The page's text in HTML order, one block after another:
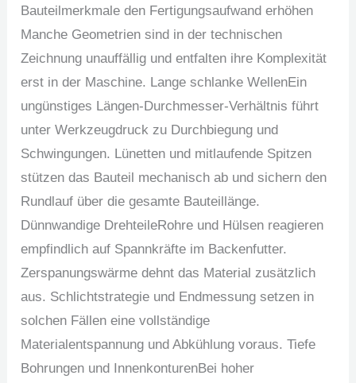
Bauteilmerkmale den Fertigungsaufwand erhöhen
Manche Geometrien sind in der technischen
Zeichnung unauffällig und entfalten ihre Komplexität
erst in der Maschine. Lange schlanke WellenEin
ungünstiges Längen-Durchmesser-Verhältnis führt
unter Werkzeugdruck zu Durchbiegung und
Schwingungen. Lünetten und mitlaufende Spitzen
stützen das Bauteil mechanisch ab und sichern den
Rundlauf über die gesamte Bauteillänge.
Dünnwandige DrehteileRohre und Hülsen reagieren
empfindlich auf Spannkräfte im Backenfutter.
Zerspanungswärme dehnt das Material zusätzlich
aus. Schlichtstrategie und Endmessung setzen in
solchen Fällen eine vollständige
Materialentspannung und Abkühlung voraus. Tiefe
Bohrungen und InnenkonturenBei hoher